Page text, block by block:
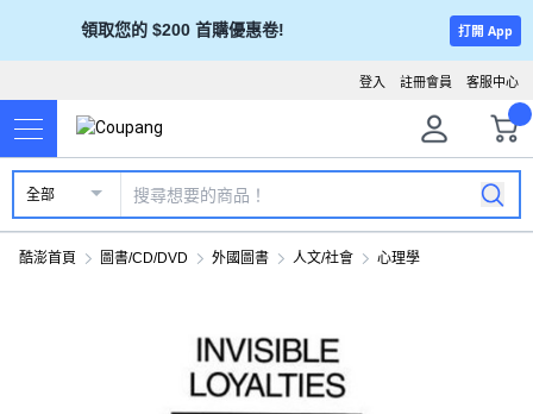
領取您的 $200 首購優惠卷! 打開 App
客服中心
註冊會員
登入
全部
酷澎首頁 圖書/CD/DVD 外國圖書 人文/社會 心理學